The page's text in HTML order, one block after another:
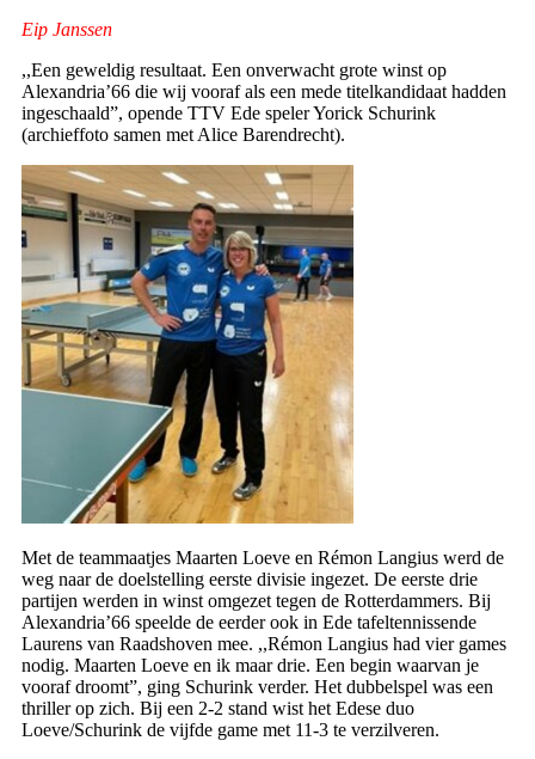
Eip Janssen
,,Een geweldig resultaat. Een onverwacht grote winst op
Alexandria’66 die wij vooraf als een mede titelkandidaat hadden
ingeschaald”, opende TTV Ede speler Yorick Schurink
(archieffoto samen met Alice Barendrecht).
Met de teammaatjes Maarten Loeve en Rémon Langius werd de
weg naar de doelstelling eerste divisie ingezet. De eerste drie
partijen werden in winst omgezet tegen de Rotterdammers. Bij
Alexandria’66 speelde de eerder ook in Ede tafeltennissende
Laurens van Raadshoven mee. ,,Rémon Langius had vier games
nodig. Maarten Loeve en ik maar drie. Een begin waarvan je
vooraf droomt”, ging Schurink verder. Het dubbelspel was een
thriller op zich. Bij een 2-2 stand wist het Edese duo
Loeve/Schurink de vijfde game met 11-3 te verzilveren.